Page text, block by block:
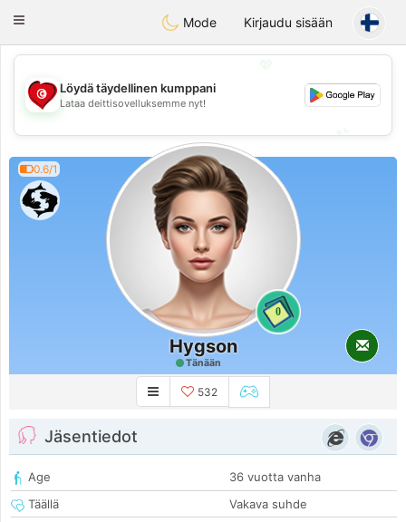
Tunisia Dating
Toggle
Mode Kirjaudu sisään
💖
💕
Löydä täydellinen kumppani
Lataa deittisovelluksemme nyt!
0.6/1
0
Hygson
Tänään
532
Jäsentiedot
Age
36 vuotta vanha
Täällä
Vakava suhde